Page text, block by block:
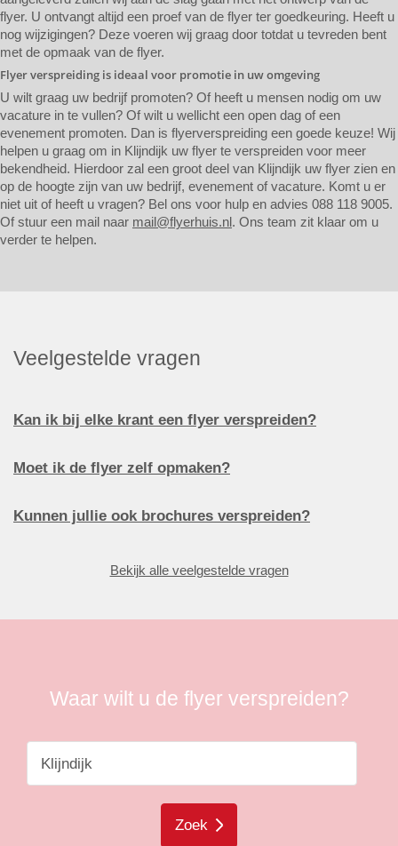
flyer. U ontvangt altijd een proef van de flyer ter goedkeuring. Heeft u
nog wijzigingen? Deze voeren wij graag door totdat u tevreden bent
met de opmaak van de flyer.
Flyer verspreiding is ideaal voor promotie in uw omgeving
U wilt graag uw bedrijf promoten? Of heeft u mensen nodig om uw
vacature in te vullen? Of wilt u wellicht een open dag of een
evenement promoten. Dan is flyerverspreiding een goede keuze! Wij
helpen u graag om in Klijndijk uw flyer te verspreiden voor meer
bekendheid. Hierdoor zal een groot deel van Klijndijk uw flyer zien en
op de hoogte zijn van uw bedrijf, evenement of vacature. Komt u er
niet uit of heeft u vragen? Bel ons voor hulp en advies 088 118 9005.
Of stuur een mail naar mail@flyerhuis.nl. Ons team zit klaar om u
verder te helpen.
Veelgestelde vragen
Kan ik bij elke krant een flyer verspreiden?
Moet ik de flyer zelf opmaken?
Kunnen jullie ook brochures verspreiden?
Bekijk alle veelgestelde vragen
Waar wilt u de flyer verspreiden?
Zoek